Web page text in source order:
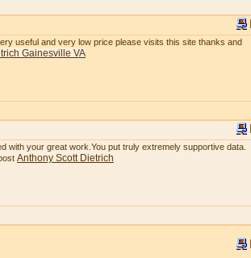
useful and very low price please visits this site thanks and
Gainesville VA
with your great work.You put truly extremely supportive data.
Anthony Scott Dietrich